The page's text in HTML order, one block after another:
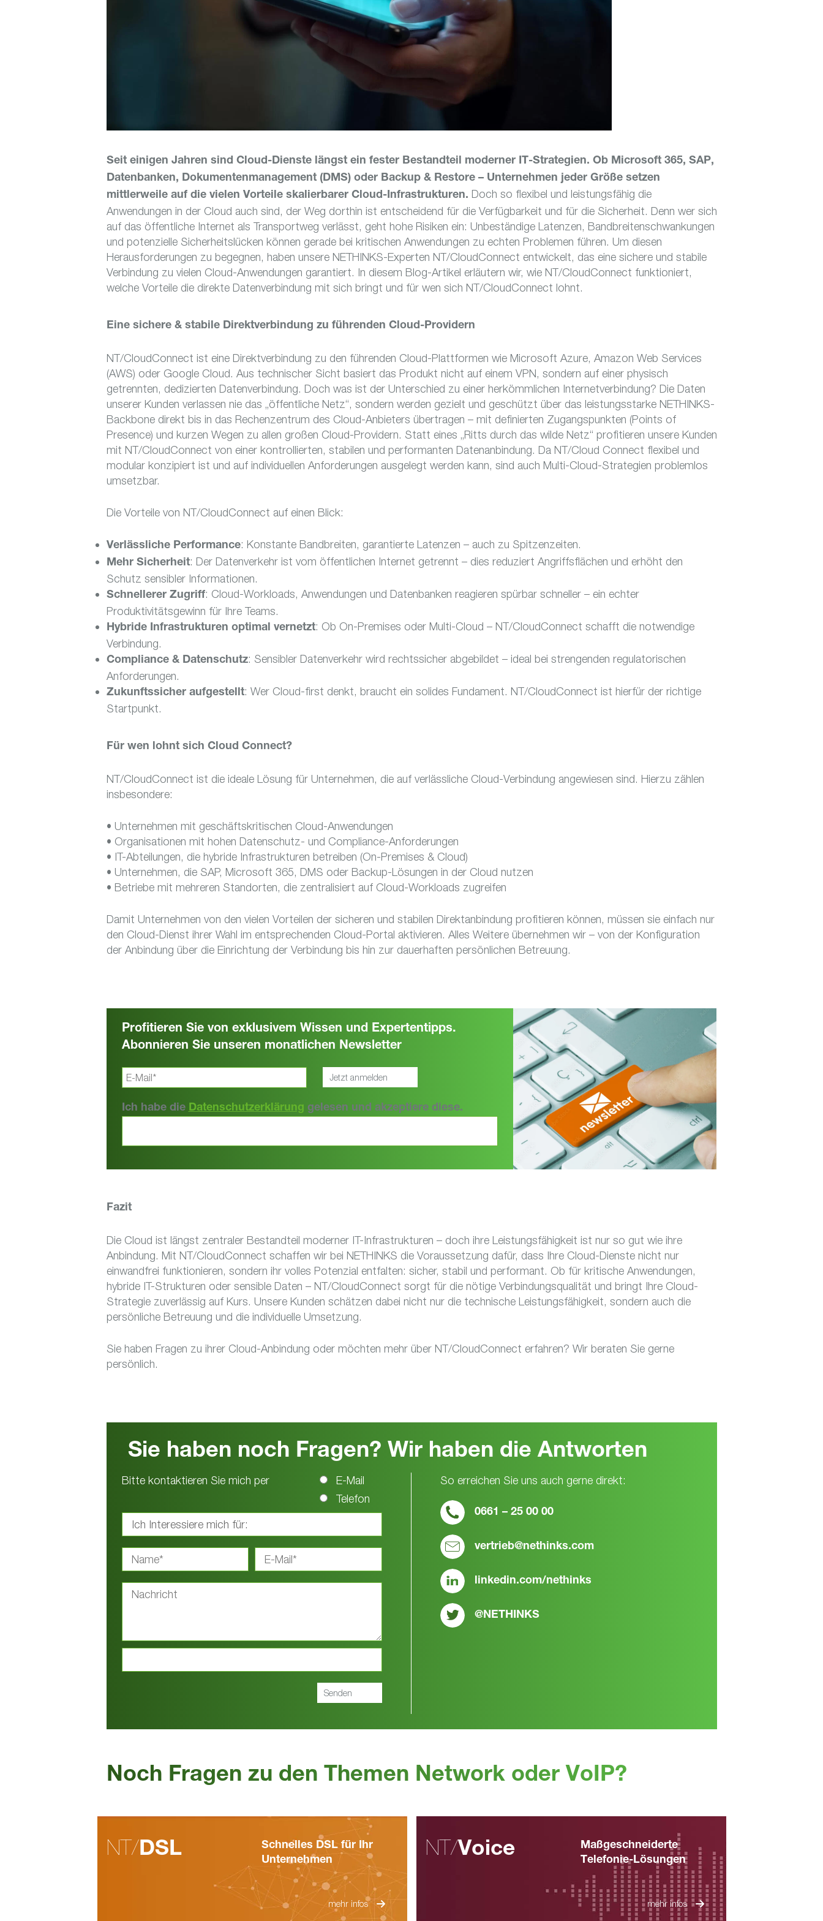
Seit einigen Jahren sind Cloud-Dienste längst ein fester Bestandteil moderner IT-Strategien. Ob Microsoft 365, SAP,
Datenbanken, Dokumentenmanagement (DMS) oder Backup & Restore – Unternehmen jeder Größe setzen
mittlerweile auf die vielen Vorteile skalierbarer Cloud-Infrastrukturen. Doch so flexibel und leistungsfähig die
Anwendungen in der Cloud auch sind, der Weg dorthin ist entscheidend für die Verfügbarkeit und für die Sicherheit. Denn wer sich
auf das öffentliche Internet als Transportweg verlässt, geht hohe Risiken ein: Unbeständige Latenzen, Bandbreitenschwankungen
und potenzielle Sicherheitslücken können gerade bei kritischen Anwendungen zu echten Problemen führen. Um diesen
Herausforderungen zu begegnen, haben unsere NETHINKS-Experten NT/CloudConnect entwickelt, das eine sichere und stabile
Verbindung zu vielen Cloud-Anwendungen garantiert. In diesem Blog-Artikel erläutern wir, wie NT/CloudConnect funktioniert,
welche Vorteile die direkte Datenverbindung mit sich bringt und für wen sich NT/CloudConnect lohnt.
Eine sichere & stabile Direktverbindung zu führenden Cloud-Providern
NT/CloudConnect ist eine Direktverbindung zu den führenden Cloud-Plattformen wie Microsoft Azure, Amazon Web Services
(AWS) oder Google Cloud. Aus technischer Sicht basiert das Produkt nicht auf einem VPN, sondern auf einer physisch
getrennten, dedizierten Datenverbindung. Doch was ist der Unterschied zu einer herkömmlichen Internetverbindung? Die Daten
unserer Kunden verlassen nie das „öffentliche Netz“, sondern werden gezielt und geschützt über das leistungsstarke NETHINKS-
Backbone direkt bis in das Rechenzentrum des Cloud-Anbieters übertragen – mit definierten Zugangspunkten (Points of
Presence) und kurzen Wegen zu allen großen Cloud-Providern. Statt eines „Ritts durch das wilde Netz“ profitieren unsere Kunden
mit NT/CloudConnect von einer kontrollierten, stabilen und performanten Datenanbindung. Da NT/Cloud Connect flexibel und
modular konzipiert ist und auf individuellen Anforderungen ausgelegt werden kann, sind auch Multi-Cloud-Strategien problemlos
umsetzbar.
Die Vorteile von NT/CloudConnect auf einen Blick:
Verlässliche Performance: Konstante Bandbreiten, garantierte Latenzen – auch zu Spitzenzeiten.
Mehr Sicherheit: Der Datenverkehr ist vom öffentlichen Internet getrennt – dies reduziert Angriffsflächen und erhöht den
Schutz sensibler Informationen.
Schnellerer Zugriff: Cloud-Workloads, Anwendungen und Datenbanken reagieren spürbar schneller – ein echter
Produktivitätsgewinn für Ihre Teams.
Hybride Infrastrukturen optimal vernetzt: Ob On-Premises oder Multi-Cloud – NT/CloudConnect schafft die notwendige
Verbindung.
Compliance & Datenschutz: Sensibler Datenverkehr wird rechtssicher abgebildet – ideal bei strengenden regulatorischen
Anforderungen.
Zukunftssicher aufgestellt: Wer Cloud-first denkt, braucht ein solides Fundament. NT/CloudConnect ist hierfür der richtige
Startpunkt.
Für wen lohnt sich Cloud Connect?
NT/CloudConnect ist die ideale Lösung für Unternehmen, die auf verlässliche Cloud-Verbindung angewiesen sind. Hierzu zählen
insbesondere:
• Unternehmen mit geschäftskritischen Cloud-Anwendungen
• Organisationen mit hohen Datenschutz- und Compliance-Anforderungen
• IT-Abteilungen, die hybride Infrastrukturen betreiben (On-Premises & Cloud)
• Unternehmen, die SAP, Microsoft 365, DMS oder Backup-Lösungen in der Cloud nutzen
• Betriebe mit mehreren Standorten, die zentralisiert auf Cloud-Workloads zugreifen
Damit Unternehmen von den vielen Vorteilen der sicheren und stabilen Direktanbindung profitieren können, müssen sie einfach nur
den Cloud-Dienst ihrer Wahl im entsprechenden Cloud-Portal aktivieren. Alles Weitere übernehmen wir – von der Konfiguration
der Anbindung über die Einrichtung der Verbindung bis hin zur dauerhaften persönlichen Betreuung.
Profitieren Sie von exklusivem Wissen und Expertentipps.
Abonnieren Sie unseren monatlichen Newsletter
Ich habe die Datenschutzerklärung gelesen und akzeptiere diese.
Fazit
Die Cloud ist längst zentraler Bestandteil moderner IT-Infrastrukturen – doch ihre Leistungsfähigkeit ist nur so gut wie ihre
Anbindung. Mit NT/CloudConnect schaffen wir bei NETHINKS die Voraussetzung dafür, dass Ihre Cloud-Dienste nicht nur
einwandfrei funktionieren, sondern ihr volles Potenzial entfalten: sicher, stabil und performant. Ob für kritische Anwendungen,
hybride IT-Strukturen oder sensible Daten – NT/CloudConnect sorgt für die nötige Verbindungsqualität und bringt Ihre Cloud-
Strategie zuverlässig auf Kurs. Unsere Kunden schätzen dabei nicht nur die technische Leistungsfähigkeit, sondern auch die
persönliche Betreuung und die individuelle Umsetzung.
Sie haben Fragen zu ihrer Cloud-Anbindung oder möchten mehr über NT/CloudConnect erfahren? Wir beraten Sie gerne
persönlich.
Sie haben noch Fragen? Wir haben die Antworten
Bitte kontaktieren Sie mich per
E-Mail
Telefon
So erreichen Sie uns auch gerne direkt:
0661 – 25 00 00
vertrieb@nethinks.com
linkedin.com/nethinks
@NETHINKS
Noch Fragen zu den Themen Network oder VoIP?
NT/DSL
Schnelles DSL für Ihr
Unternehmen
mehr infos
NT/Voice
Maßgeschneiderte
Telefonie-Lösungen
mehr infos